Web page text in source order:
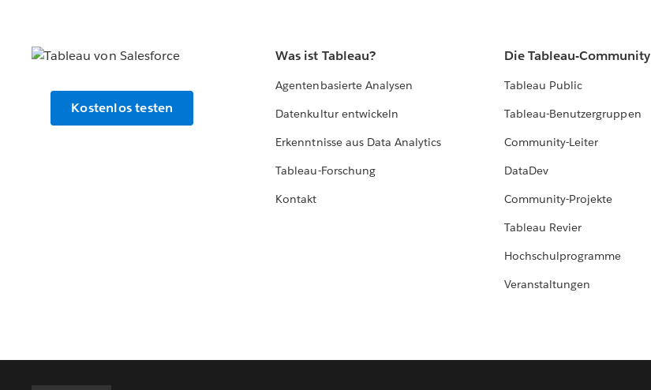
Kostenlos testen
Was ist Tableau?
Agentenbasierte Analysen
Datenkultur entwickeln
Erkenntnisse aus Data Analytics
Tableau-Forschung
Kontakt
Die Tableau-Community
Tableau Public
Tableau-Benutzergruppen
Community-Leiter
DataDev
Community-Projekte
Tableau Revier
Hochschulprogramme
Veranstaltungen